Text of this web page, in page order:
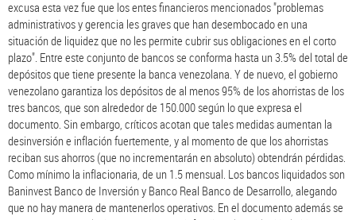
excusa esta vez fue que los entes financieros mencionados "problemas
administrativos y gerencia les graves que han desembocado en una
situación de liquidez que no les permite cubrir sus obligaciones en el corto
plazo". Entre este conjunto de bancos se conforma hasta un 3.5% del total de
depósitos que tiene presente la banca venezolana. Y de nuevo, el gobierno
venezolano garantiza los depósitos de al menos 95% de los ahorristas de los
tres bancos, que son alrededor de 150.000 según lo que expresa el
documento. Sin embargo, críticos acotan que tales medidas aumentan la
desinversión e inflación fuertemente, y al momento de que los ahorristas
reciban sus ahorros (que no incrementarán en absoluto) obtendrán pérdidas.
Como mínimo la inflacionaria, de un 1.5 mensual. Los bancos liquidados son
Baninvest Banco de Inversión y Banco Real Banco de Desarrollo, alegando
que no hay manera de mantenerlos operativos. En el documento además se